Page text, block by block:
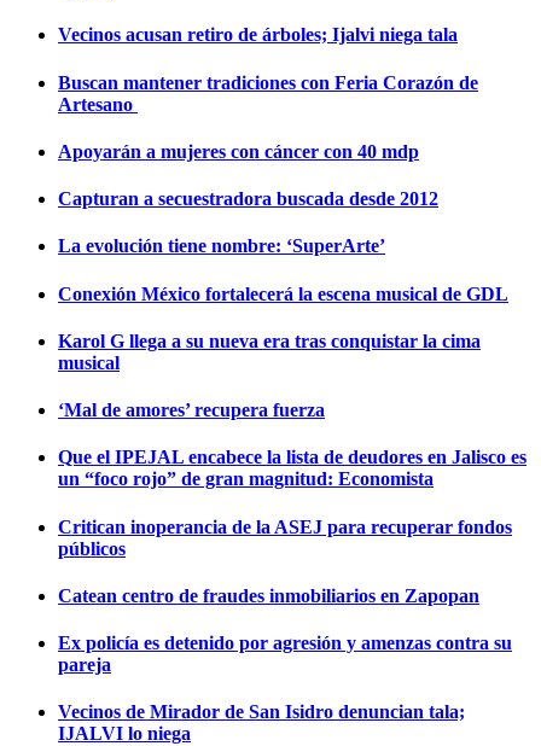
Vecinos acusan retiro de árboles; Ijalvi niega tala
Buscan mantener tradiciones con Feria Corazón de
Artesano
Apoyarán a mujeres con cáncer con 40 mdp
Capturan a secuestradora buscada desde 2012
La evolución tiene nombre: ‘SuperArte’
Conexión México fortalecerá la escena musical de GDL
Karol G llega a su nueva era tras conquistar la cima
musical
‘Mal de amores’ recupera fuerza
Que el IPEJAL encabece la lista de deudores en Jalisco es
un “foco rojo” de gran magnitud: Economista
Critican inoperancia de la ASEJ para recuperar fondos
públicos
Catean centro de fraudes inmobiliarios en Zapopan
Ex policía es detenido por agresión y amenzas contra su
pareja
Vecinos de Mirador de San Isidro denuncian tala;
IJALVI lo niega